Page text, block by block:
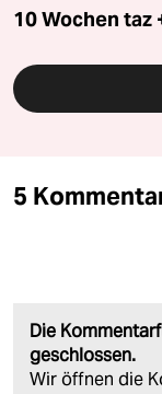
10 Wochen taz
5
Die
geschlossen.
Wir öffnen die